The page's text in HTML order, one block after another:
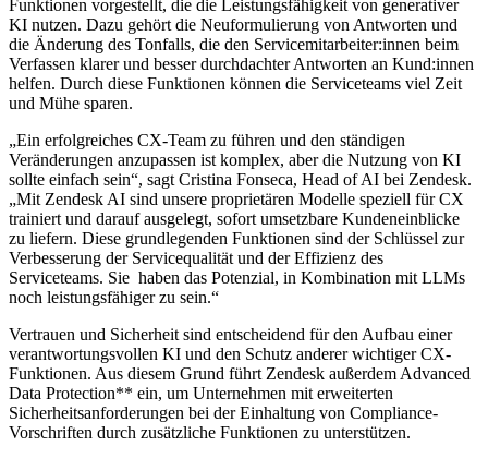
Funktionen vorgestellt, die die Leistungsfähigkeit von generativer
KI nutzen. Dazu gehört die Neuformulierung von Antworten und
die Änderung des Tonfalls, die den Servicemitarbeiter:innen beim
Verfassen klarer und besser durchdachter Antworten an Kund:innen
helfen. Durch diese Funktionen können die Serviceteams viel Zeit
und Mühe sparen.
„Ein erfolgreiches CX-Team zu führen und den ständigen
Veränderungen anzupassen ist komplex, aber die Nutzung von KI
sollte einfach sein“, sagt Cristina Fonseca, Head of AI bei Zendesk.
„Mit Zendesk AI sind unsere proprietären Modelle speziell für CX
trainiert und darauf ausgelegt, sofort umsetzbare Kundeneinblicke
zu liefern. Diese grundlegenden Funktionen sind der Schlüssel zur
Verbesserung der Servicequalität und der Effizienz des
Serviceteams. Sie haben das Potenzial, in Kombination mit LLMs
noch leistungsfähiger zu sein.“
Vertrauen und Sicherheit sind entscheidend für den Aufbau einer
verantwortungsvollen KI und den Schutz anderer wichtiger CX-
Funktionen. Aus diesem Grund führt Zendesk außerdem Advanced
Data Protection** ein, um Unternehmen mit erweiterten
Sicherheitsanforderungen bei der Einhaltung von Compliance-
Vorschriften durch zusätzliche Funktionen zu unterstützen.